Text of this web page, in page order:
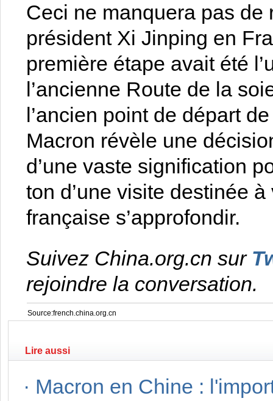
Ceci ne manquera pas
président Xi Jinping en
première étape avait été
l’ancienne Route de la
l’ancien point de départ
Macron révèle une
d’une vaste signification
ton d’une visite destinée
française s’approfondir.
Suivez China.org.cn sur
rejoindre la conversation.
Source:french.china.org.cn
Lire aussi
· Macron en Chine :